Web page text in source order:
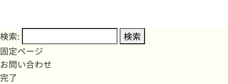
検索:
固定ページ
お問い合わせ
完了